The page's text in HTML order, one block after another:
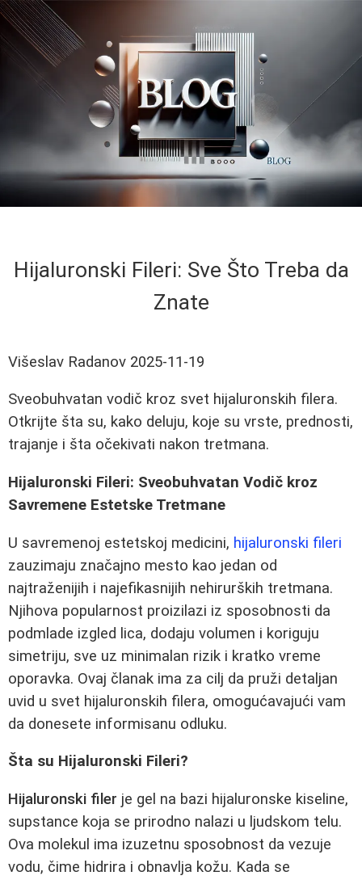
Hijaluronski Fileri: Sve Što Treba da
Znate
Višeslav Radanov 2025-11-19
Sveobuhvatan vodič kroz svet hijaluronskih filera.
Otkrijte šta su, kako deluju, koje su vrste, prednosti,
trajanje i šta očekivati nakon tretmana.
Hijaluronski Fileri: Sveobuhvatan Vodič kroz
Savremene Estetske Tretmane
U savremenoj estetskoj medicini, hijaluronski fileri
zauzimaju značajno mesto kao jedan od
najtraženijih i najefikasnijih nehirurških tretmana.
Njihova popularnost proizilazi iz sposobnosti da
podmlade izgled lica, dodaju volumen i koriguju
simetriju, sve uz minimalan rizik i kratko vreme
oporavka. Ovaj članak ima za cilj da pruži detaljan
uvid u svet hijaluronskih filera, omogućavajući vam
da donesete informisanu odluku.
Šta su Hijaluronski Fileri?
Hijaluronski filer je gel na bazi hijaluronske kiseline,
supstance koja se prirodno nalazi u ljudskom telu.
Ova molekul ima izuzetnu sposobnost da vezuje
vodu, čime hidrira i obnavlja kožu. Kada se